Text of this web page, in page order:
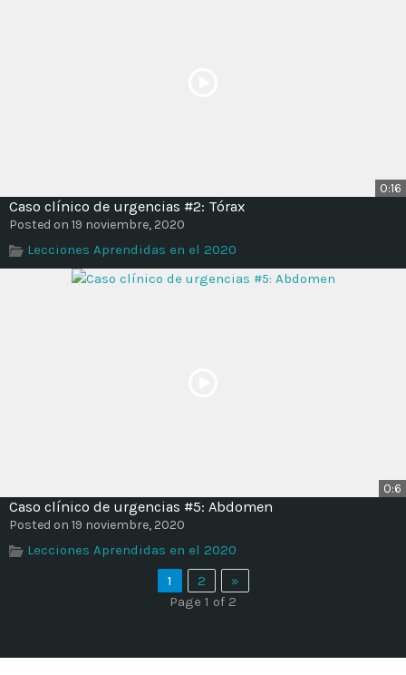
0:16
Caso clínico de urgencias #2: Tórax
Posted on 19 noviembre, 2020
Lecciones Aprendidas en el 2020
0:6
Caso clínico de urgencias #5: Abdomen
Posted on 19 noviembre, 2020
Lecciones Aprendidas en el 2020
1
2
»
Page 1 of 2